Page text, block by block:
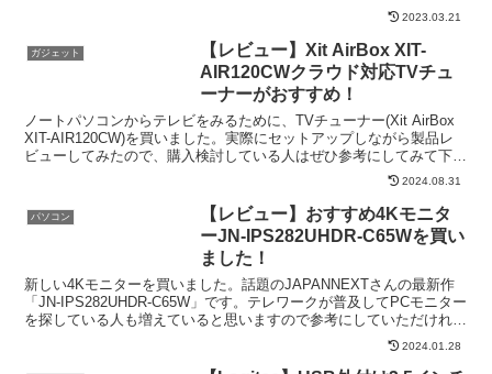
2023.03.21
ガジェット
【レビュー】Xit AirBox XIT-
AIR120CWクラウド対応TVチュ
ーナーがおすすめ！
ノートパソコンからテレビをみるために、TVチューナー(Xit AirBox
XIT-AIR120CW)を買いました。実際にセットアップしながら製品レ
ビューしてみたので、購入検討している人はぜひ参考にしてみて下さ
2024.08.31
パソコン
【レビュー】おすすめ4Kモニタ
ーJN-IPS282UHDR-C65Wを買い
ました！
新しい4Kモニターを買いました。話題のJAPANNEXTさんの最新作
「JN-IPS282UHDR-C65W」です。テレワークが普及してPCモニター
を探している人も増えていると思いますので参考にしていただければ
2024.01.28